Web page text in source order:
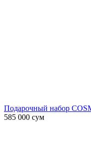
Подарочный набор
585 000 сум